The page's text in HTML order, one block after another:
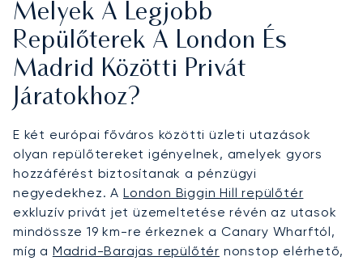
Melyek A Legjobb
Repülőterek A London És
Madrid Közötti Privát
Járatokhoz?
E két európai főváros közötti üzleti utazások
olyan repülőtereket igényelnek, amelyek gyors
hozzáférést biztosítanak a pénzügyi
negyedekhez. ALondon Biggin Hill repülőtér
exkluzív privát jet üzemeltetése révén az utasok
mindössze 19 km-re érkeznek a Canary Wharftól,
míg a Madrid-Barajas repülőtér nonstop elérhető,